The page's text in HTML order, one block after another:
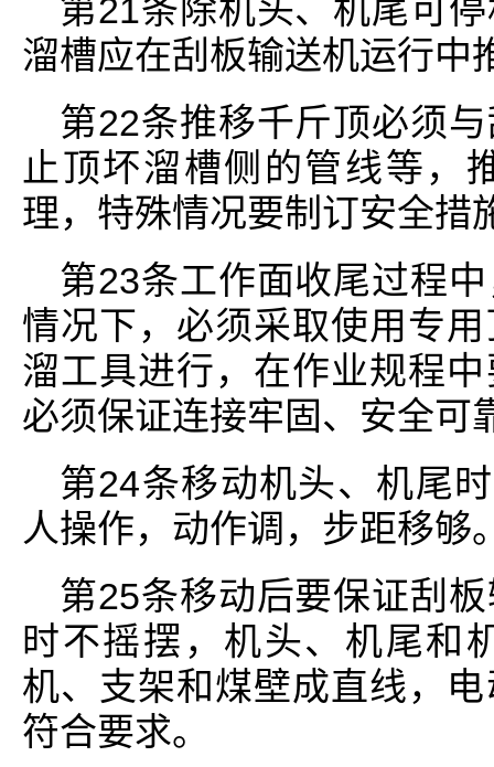
第21条除机头、机尾可
溜槽应在刮板输送机运行中
第22条推移千斤顶必须
止顶坏溜槽侧的管线等，
理，特殊情况要制订安全措
第23条工作面收尾过程
情况下，必须采取使用专
溜工具进行，在作业规程
必须保证连接牢固、安全可
第24条移动机头、机尾
人操作，动作调，步距移够
第25条移动后要保证刮
时不摇摆，机头、机尾和
机、支架和煤壁成直线，
符合要求。